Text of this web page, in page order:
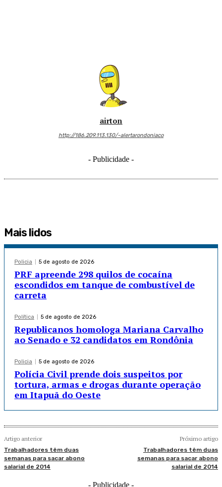
airton
http://186.209.113.130/~alertarondoniaco
- Publicidade -
Mais lidos
Policia 5 de agosto de 2026
PRF apreende 298 quilos de cocaína
escondidos em tanque de combustível de
carreta
Política 5 de agosto de 2026
Republicanos homologa Mariana Carvalho
ao Senado e 32 candidatos em Rondônia
Policia 5 de agosto de 2026
Polícia Civil prende dois suspeitos por
tortura, armas e drogas durante operação
em Itapuã do Oeste
Artigo anterior
Trabalhadores têm duas
semanas para sacar abono
salarial de 2014
Próximo artigo
Trabalhadores têm duas
semanas para sacar abono
salarial de 2014
- Publicidade -